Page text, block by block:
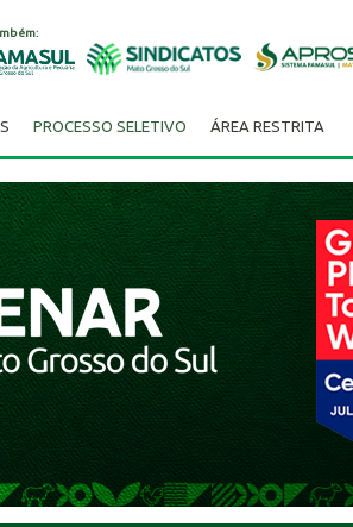
PROCESSO SELETIVO
ÁREA RESTRITA